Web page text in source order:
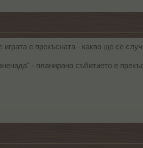
е прекъсната - какво ще се
- планирано събитието е